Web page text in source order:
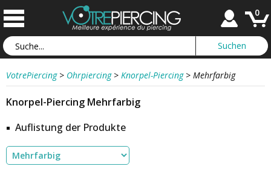
0
VotrePiercing > Ohrpiercing > Knorpel-Piercing > Mehrfarbig
Knorpel-Piercing Mehrfarbig
Auflistung der Produkte